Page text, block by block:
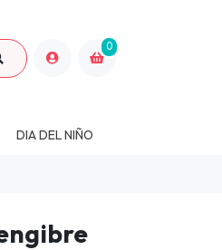
0
DIA DEL NIÑO